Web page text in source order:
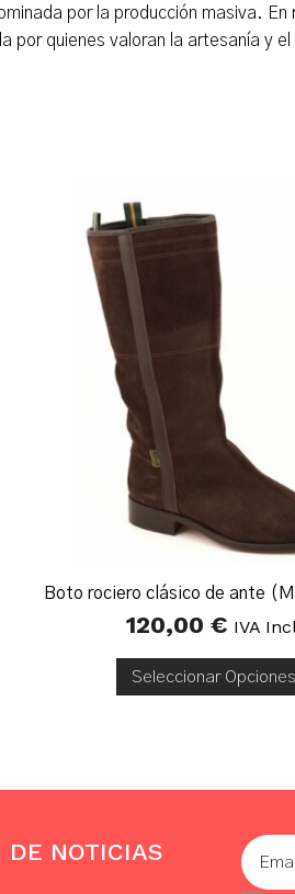
por la producción masiva.
por quienes valoran la artesanía y
Boto rociero clásico de ante
120,00 € IVA
Seleccionar Opciones
DE NOTICIAS